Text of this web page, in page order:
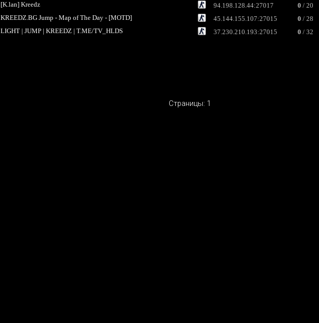
[K.lan] Kreedz
94.198.128.44:27017 0 / 20
KREEDZ.BG Jump - Map of The Day - [MOTD]
45.144.155.107:27015 0 / 28
LIGHT | JUMP | KREEDZ | T.ME/TV_HLDS
37.230.210.193:27015 0 / 32
Страницы: 1